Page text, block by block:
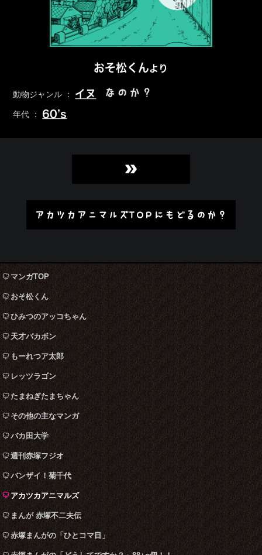
おそ松くんより
動物ジャンル ： イヌ なのか？
年代 ： 60’s
»
アカツカアニマルズTOPにもどるのか？
マンガTOP
おそ松くん
ひみつのアッコちゃん
天才バカボン
もーれつア太郎
レッツラゴン
たまねぎたまちゃん
その他の主なマンガ
バカ田大学
週刊赤塚フジオ
バンザイ！菊千代
アカツカアニマルズ
まんが 赤塚不二夫伝
赤塚まんがの「ひとコマ目」